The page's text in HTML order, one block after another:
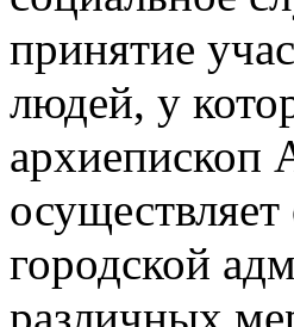
принятие
людей, у
архиепископ
городской
различных